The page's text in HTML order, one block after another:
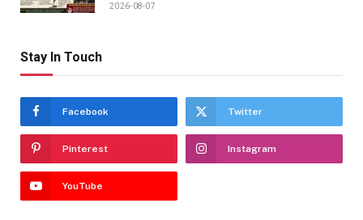
2026-08-07
Stay In Touch
Facebook Twitter
Pinterest Instagram
YouTube